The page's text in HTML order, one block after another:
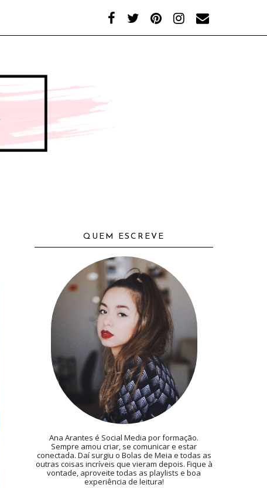
QUEM ESCREVE
Ana Arantes é Social Media por formação.
Sempre amou criar, se comunicar e estar
conectada. Daí surgiu o Bolas de Meia e todas as
outras coisas incríveis que vieram depois. Fique à
vontade, aproveite todas as playlists e boa
experiência de leitura!